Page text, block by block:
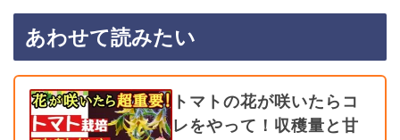
あわせて読みたい
トマトの花が咲いたらコ
レをやって！収穫量と甘